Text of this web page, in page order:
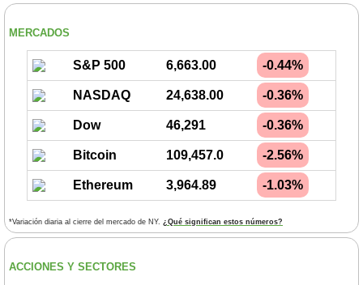
MERCADOS
S&P 500 6,663.00 -0.44%
NASDAQ 24,638.00 -0.36%
Dow 46,291 -0.36%
Bitcoin 109,457.0 -2.56%
Ethereum 3,964.89 -1.03%
*Variación diaria al cierre del mercado de NY. ¿Qué significan estos números?
ACCIONES Y SECTORES